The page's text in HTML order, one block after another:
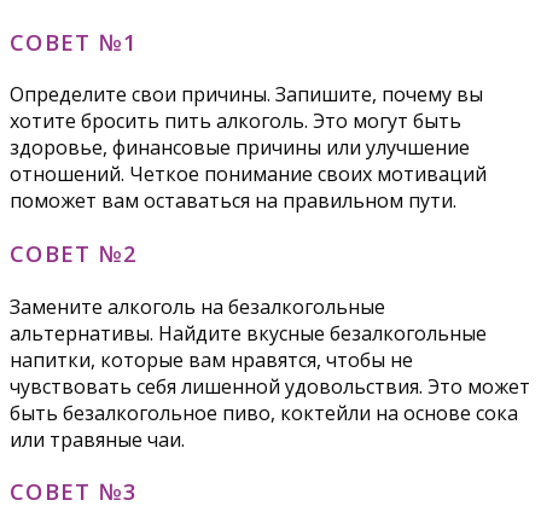
СОВЕТ №1
Определите свои причины. Запишите, почему вы
хотите бросить пить алкоголь. Это могут быть
здоровье, финансовые причины или улучшение
отношений. Четкое понимание своих мотиваций
поможет вам оставаться на правильном пути.
СОВЕТ №2
Замените алкоголь на безалкогольные
альтернативы. Найдите вкусные безалкогольные
напитки, которые вам нравятся, чтобы не
чувствовать себя лишенной удовольствия. Это может
быть безалкогольное пиво, коктейли на основе сока
или травяные чаи.
СОВЕТ №3